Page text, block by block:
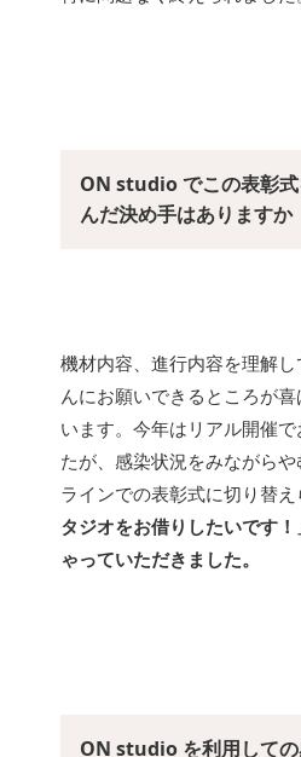
ON studio でこの表彰
んだ決め手はありますか
機材内容、進行内容を理解
んにお願いできるところが
います。今年はリアル開催
たが、感染状況をみながら
ラインでの表彰式に切り替え
タジオをお借りしたいです
ゃっていただきました。
ON studio を利用して